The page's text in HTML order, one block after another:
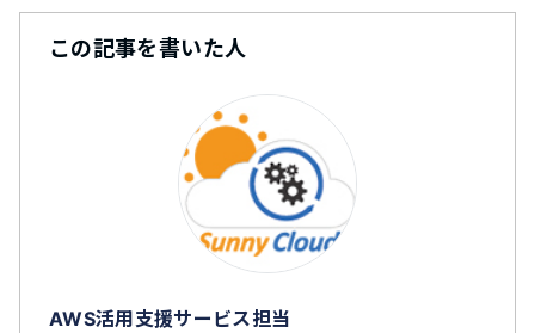
この記事を書いた人
AWS活用支援サービス担当